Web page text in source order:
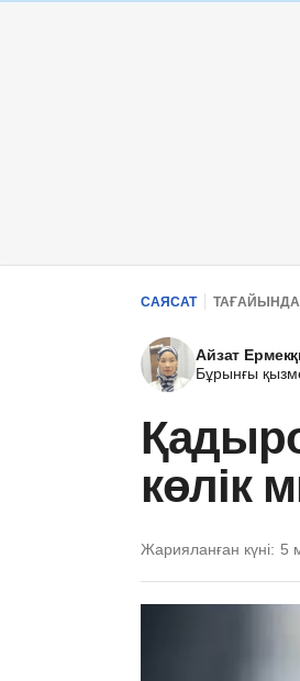
САЯСАТ
Айзат
Бұрынғы
көлік
Жарияланған күні: 5